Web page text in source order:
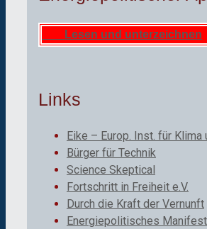
Lesen und unterzeichnen
Links
Eike – Europ. Inst. für Klima
Bürger für Technik
Science Skeptical
Fortschritt in Freiheit e.V.
Durch die Kraft der Vernunft
Energiepolitisches Manifest